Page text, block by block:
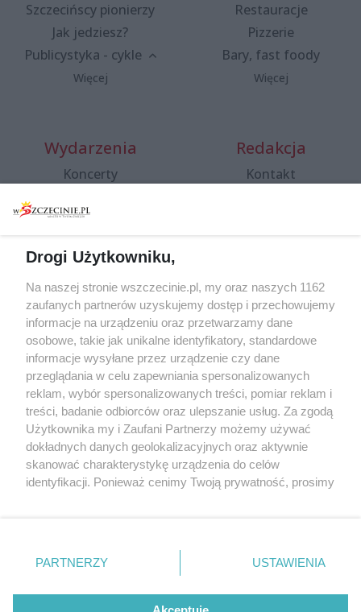
Szczecińscy pionierzy
Jak jedziesz?
Publicystyka - cykle
Więcej
Restauracje
Pizzerie
Bary, fast foody
Więcej
Wydarzenia
Koncerty
Spacery i oprowadzania
targi
Wernisaże
Więcej
Redakcja
Kontakt
Specjalny koncert z okazji
20. urodzin portalu
wSzczecinie.pl
Regulamin konkursów
śniadaniówka "Hej
Szczecin! Jest piątek!"
Partnerzy
Praca Szczecin
© 2026 wSzczecinie.pl
Drogi Użytkowniku,
Na naszej stronie wszczecinie.pl, my oraz naszych 1162
zaufanych partnerów uzyskujemy dostęp i przechowujemy
informacje na urządzeniu oraz przetwarzamy dane
osobowe, takie jak unikalne identyfikatory, standardowe
informacje wysyłane przez urządzenie czy dane
przeglądania w celu zapewniania spersonalizowanych
reklam, wybór spersonalizowanych treści, pomiar reklam i
treści, badanie odbiorców oraz ulepszanie usług. Za zgodą
Użytkownika my i Zaufani Partnerzy możemy używać
dokładnych danych geolokalizacyjnych oraz aktywnie
skanować charakterystykę urządzenia do celów
identyfikacji. Ponieważ cenimy Twoją prywatność, prosimy
prywatności znajdujący się w lewym dolnym rogu strony
. Niektóre rodzaje przetwarzania danych nie wymagają
takiemu przetwarzaniu. Preferencje będą miały
PARTNERZY USTAWIENIA